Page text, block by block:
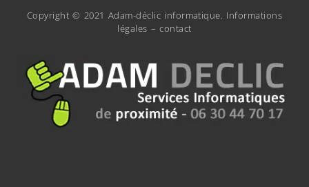
Copyright © 2021 Adam-déclic informatique. Informations
légales –contact